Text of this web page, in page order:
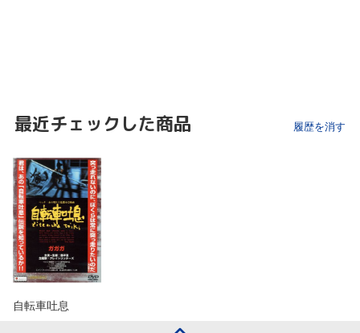
最近チェックした商品 履歴を消す
自転車吐息